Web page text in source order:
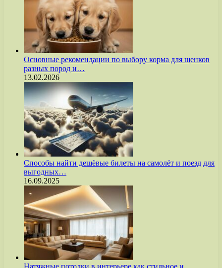
Основные рекомендации по выбору корма для щенков
разных пород и…
13.02.2026
Способы найти дешёвые билеты на самолёт и поезд для
выгодных…
16.09.2025
Натяжные потолки в интерьере как стильное и